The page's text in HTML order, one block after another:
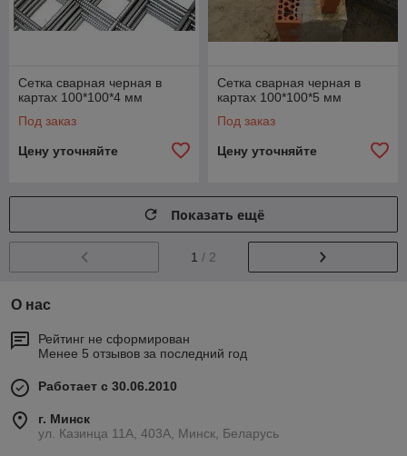
Сетка сварная черная в
картах 100*100*4 мм
Под заказ
Цену уточняйте
Сетка сварная черная в
картах 100*100*5 мм
Под заказ
Цену уточняйте
Показать ещё
1 / 2
О нас
Рейтинг не сформирован
Менее 5 отзывов за последний год
Работает с 30.06.2010
г. Минск
ул. Казинца 11А, 403А, Минск, Беларусь